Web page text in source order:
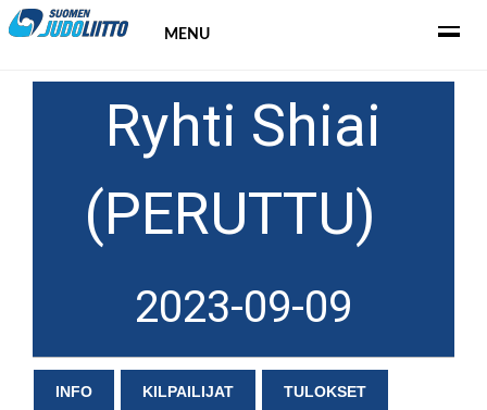
MENU
Ryhti Shiai
(PERUTTU)
2023-09-09
INFO KILPAILIJAT TULOKSET